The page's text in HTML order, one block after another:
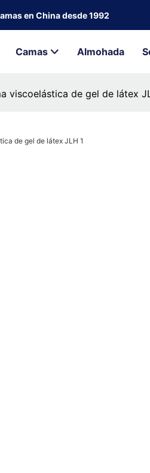
en China desde 1992
Camas Almohada
viscoelástica de gel de látex